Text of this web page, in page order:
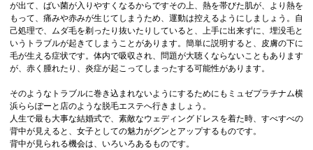
が出て、ばい菌が入りやすくなるからですその上、熱を帯びた肌が、より熱を
もって、痛みや赤みが生じてしまうため、運動は控えるようにしましょう。自
己処理で、ムダ毛を剃ったり抜いたりしていると、上手に出来ずに、埋没毛と
いうトラブルが起きてしまうことがあります。簡単に説明すると、皮膚の下に
毛が生える症状です。体内で吸収され、問題が大聴くならないこともあります
が、赤く腫れたり、炎症が起こってしまったする可能性があります。
そのようなトラブルに巻き込まれないようにするためにもミュゼプラチナム横
浜ららぽーと店のような脱毛エステへ行きましょう。
人生で最も大事な結婚式で、素敵なウェディングドレスを着た時、すべすべの
背中が見えると、女子としての魅力がグンとアップするものです。
背中が見られる機会は、いろいろあるものです。